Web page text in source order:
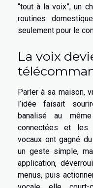
“tout à la voix”, un
routines
seulement pour le
La voix
Parler à sa maison,
l’idée faisait
banalisé au
connectées et les
vocaux ont gagné
un geste simple,
application,
menus, puis